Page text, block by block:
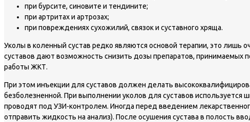
при бурсите, синовите и тендините;
при артритах и артрозах;
при повреждениях сухожилий, связок и суставного хряща.
Уколы в коленный сустав редко являются основой терапии, это
суставов дают возможность снизить дозы препаратов, принимаемых
работы ЖКТ.
При этом инъекции для суставов должен делать
безболезненной. При выполнении уколов для суставов
проводят под УЗИ-контролем. Иногда перед введением
отправить жидкость на анализ). После осушения сустава в полость